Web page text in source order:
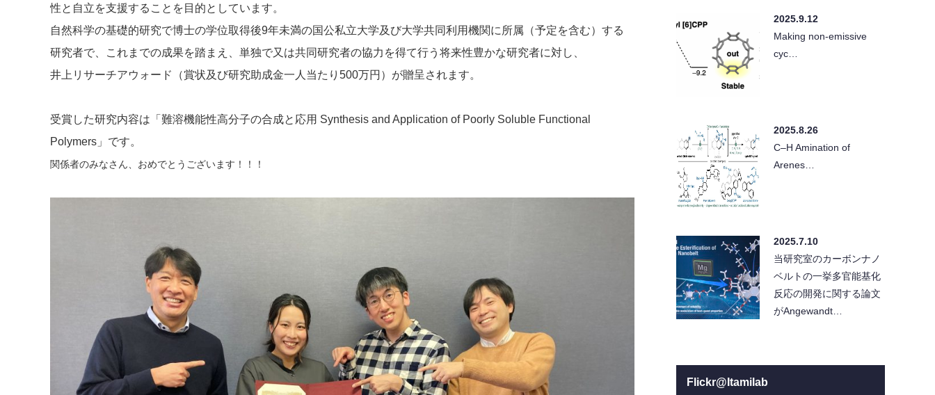
性と自立を支援することを目的としています。
自然科学の基礎的研究で博士の学位取得後9年未満の国公私立大学及び大学共同利用機関に所属（予定を含む）する
研究者で、これまでの成果を踏まえ、単独で又は共同研究者の協力を得て行う将来性豊かな研究者に対し、
井上リサーチアウォード（賞状及び研究助成金一人当たり500万円）が贈呈されます。
受賞した研究内容は「難溶機能性高分子の合成と応用 Synthesis and Application of Poorly Soluble Functional
Polymers」です。
関係者のみなさん、おめでとうございます！！！
2025.9.12
Making non-emissive
cyc…
2025.8.26
C–H Amination of
Arenes…
2025.7.10
当研究室のカーボンナノ
ベルトの一挙多官能基化
反応の開発に関する論文
がAngewandt…
Flickr@Itamilab